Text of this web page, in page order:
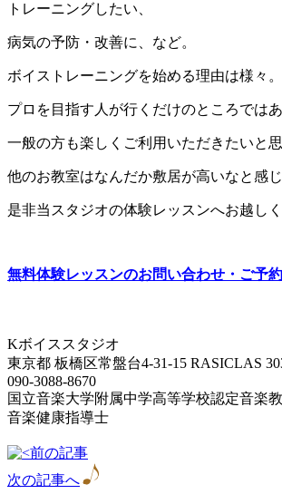
トレーニングしたい、
病気の予防・改善に、など。
ボイストレーニングを始める理由は様々。
プロを目指す人が行くだけのところではあ
一般の方も楽しくご利用いただきたいと思
他のお教室はなんだか敷居が高いなと感じ
是非当スタジオの体験レッスンへお越しく
無料体験レッスンのお問い合わせ・ご予
Kボイススタジオ
東京都 板橋区常盤台4-31-15 RASICLAS
090-3088-8670
国立音楽大学附属中学高等学校認定音楽
音楽健康指導士
前の記事
次の記事へ